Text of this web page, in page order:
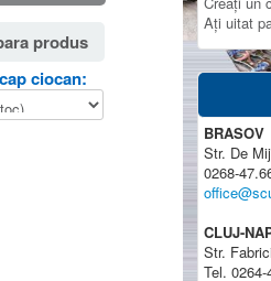
produs
ciocan:
Aţi uitat
BRASOV
Str. De
0268-
CLUJ-
Str.
Tel.